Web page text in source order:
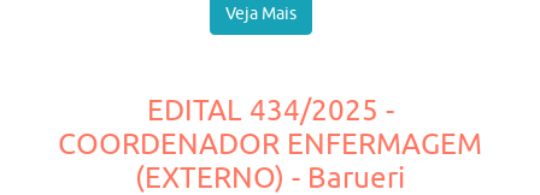
Veja Mais
EDITAL 434/2025 -
COORDENADOR ENFERMAGEM
(EXTERNO) - Barueri